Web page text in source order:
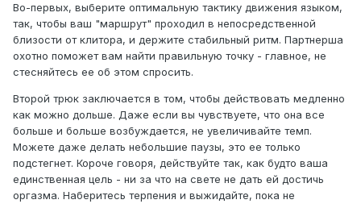
Во-первых, выберите оптимальную тактику движения языком,
так, чтобы ваш "маршрут" проходил в непосредственной
близости от клитора, и держите стабильный ритм. Партнерша
охотно поможет вам найти правильную точку - главное, не
стесняйтесь ее об этом спросить.
Второй трюк заключается в том, чтобы действовать медленно
как можно дольше. Даже если вы чувствуете, что она все
больше и больше возбуждается, не увеличивайте темп.
Можете даже делать небольшие паузы, это ее только
подстегнет. Короче говоря, действуйте так, как будто ваша
единственная цель - ни за что на свете не дать ей достичь
оргазма. Наберитесь терпения и выжидайте, пока не